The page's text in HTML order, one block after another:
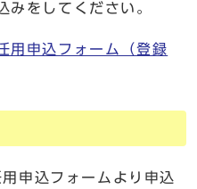
みをしてください。
用申込フォーム（登録
申込フォームより申込